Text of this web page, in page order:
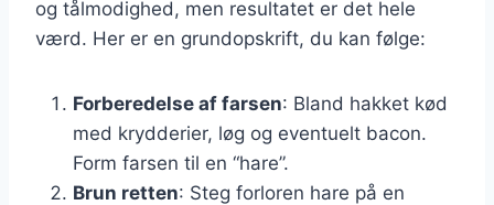
og tålmodighed, men resultatet er det hele
værd. Her er en grundopskrift, du kan følge:
Forberedelse af farsen: Bland hakket kød
med krydderier, løg og eventuelt bacon.
Form farsen til en “hare”.
Brun retten: Steg forloren hare på en